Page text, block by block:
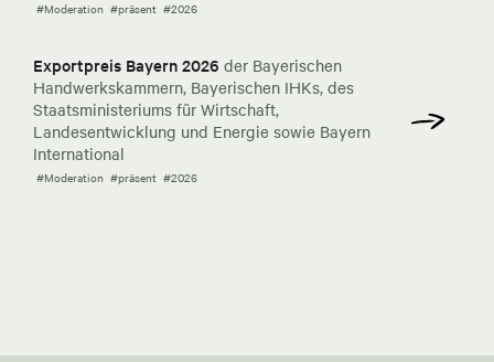
#Moderation #präsent #2026
Exportpreis Bayern 2026 der Bayerischen
Handwerkskammern, Bayerischen IHKs, des
Staatsministeriums für Wirtschaft,
Landesentwicklung und Energie sowie Bayern
International
#Moderation #präsent #2026